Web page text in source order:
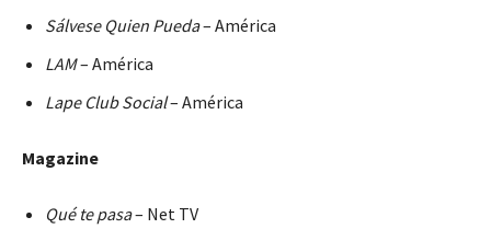
Sálvese Quien Pueda– América
LAM– América
Lape Club Social– América
Magazine
Qué te pasa– Net TV